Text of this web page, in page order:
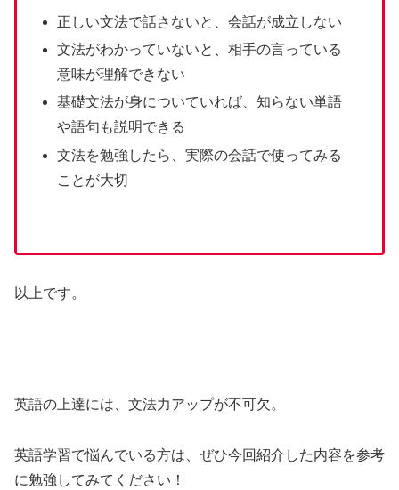
正しい文法で話さないと、会話が成立しない
文法がわかっていないと、相手の言っている
意味が理解できない
基礎文法が身についていれば、知らない単語
や語句も説明できる
文法を勉強したら、実際の会話で使ってみる
ことが大切
以上です。
英語の上達には、文法力アップが不可欠。
英語学習で悩んでいる方は、ぜひ今回紹介した内容を参考
に勉強してみてください！